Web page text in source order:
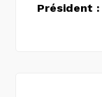
Président :